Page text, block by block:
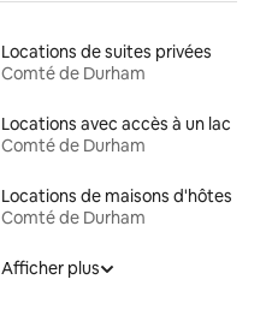
Locations de suites privées
Comté de Durham
Locations avec accès à un lac
Comté de Durham
Locations de maisons d'hôtes
Comté de Durham
Afficher plus